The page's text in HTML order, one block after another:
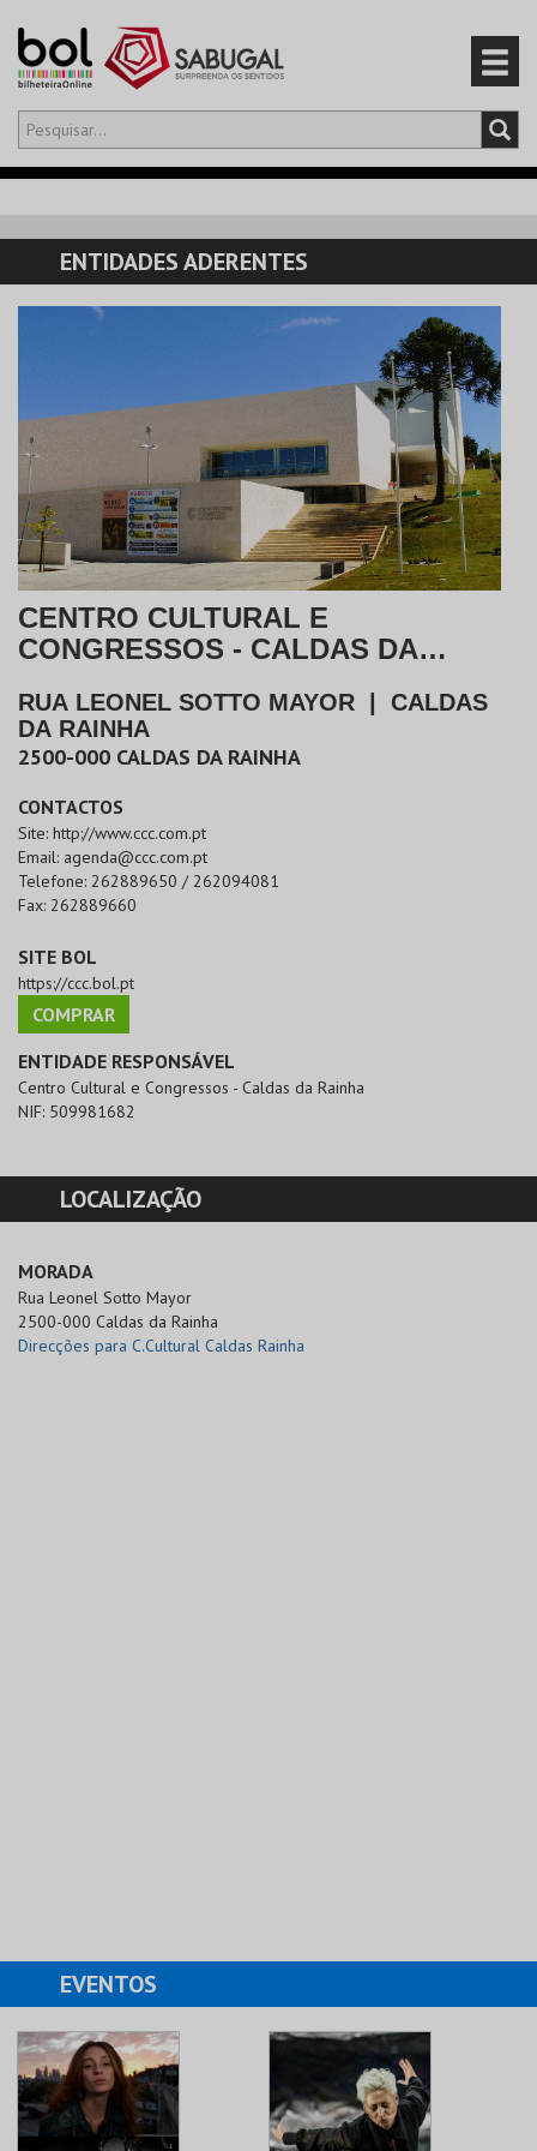
Olá,iniciar sessão
CARRINHO
EVENTOS
CARTÕES
PRODUTOS
ENTIDADES ADERENTES
CENTRO CULTURAL E
CONGRESSOS - CALDAS DA
RUA LEONEL SOTTO MAYOR
CALDAS
DA RAINHA
2500-000 CALDAS DA RAINHA
CONTACTOS
Site: http://www.ccc.com.pt
Email: agenda@ccc.com.pt
Telefone: 262889650 / 262094081
Fax: 262889660
SITE BOL
https://ccc.bol.pt
COMPRAR
ENTIDADE RESPONSÁVEL
Centro Cultural e Congressos - Caldas da Rainha
NIF: 509981682
LOCALIZAÇÃO
MORADA
Rua Leonel Sotto Mayor
2500-000 Caldas da Rainha
Direcções para C.Cultural Caldas Rainha
EVENTOS